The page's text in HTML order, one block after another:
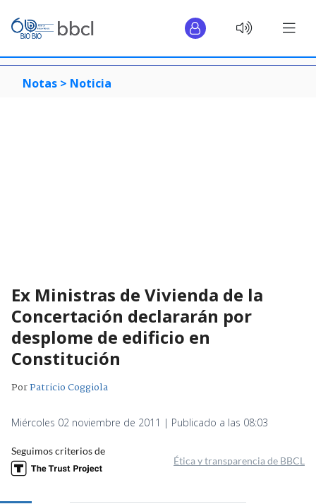
Notas > Noticia
Ex Ministras de Vivienda de la
Concertación declararán por
desplome de edificio en
Constitución
PorPatricio Coggiola
Miércoles 02 noviembre de 2011 | Publicado a las 08:03
Seguimos criterios de
Ética y transparencia de BBCL